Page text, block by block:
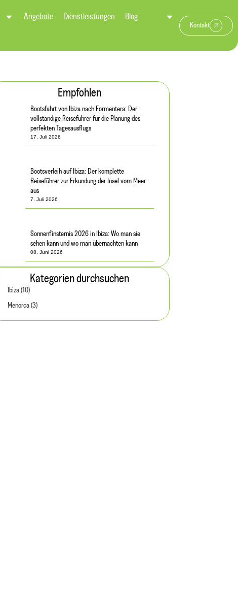
Angebote Dienstleistungen Blog
Kontakt
Empfohlen
Bootsfahrt von Ibiza nach Formentera: Der
vollständige Reiseführer für die Planung des
perfekten Tagesausflugs
17. Juli 2026
Bootsverleih auf Ibiza: Der komplette
Reiseführer zur Erkundung der Insel vom Meer
aus
7. Juli 2026
Sonnenfinsternis 2026 in Ibiza: Wo man sie
sehen kann und wo man übernachten kann
08. Juni 2026
Kategorien durchsuchen
Ibiza (10)
Menorca (3)